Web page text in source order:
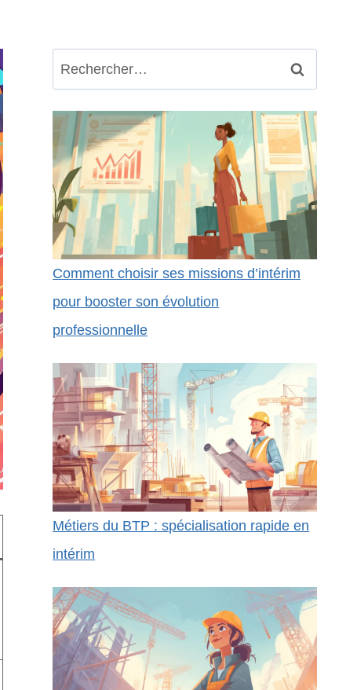
Rechercher :
Comment choisir ses missions d’intérim
pour booster son évolution
professionnelle
Métiers du BTP : spécialisation rapide en
intérim